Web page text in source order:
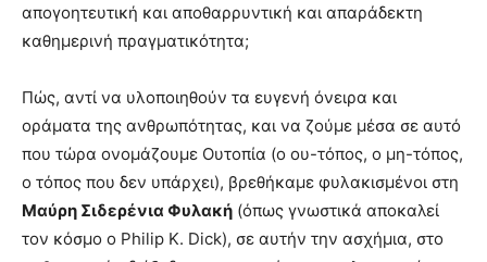
απογοητευτική και αποθαρρυντική και απαράδεκτη
καθημερινή πραγματικότητα;
Πώς, αντί να υλοποιηθούν τα ευγενή όνειρα και
οράματα της ανθρωπότητας, και να ζούμε μέσα σε αυτό
που τώρα ονομάζουμε Ουτοπία (ο ου-τόπος, ο μη-τόπος,
ο τόπος που δεν υπάρχει), βρεθήκαμε φυλακισμένοι στη
Μαύρη Σιδερένια Φυλακή (όπως γνωστικά αποκαλεί
τον κόσμο ο Philip K. Dick), σε αυτήν την ασχήμια, στο